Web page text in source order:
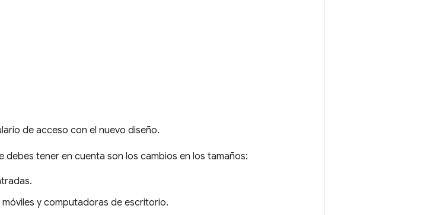
de acceso con el nuevo diseño.
debes tener en cuenta son los cambios en los tamaños:
y computadoras de escritorio.